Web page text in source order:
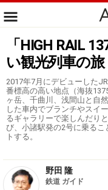
「HIGH RAIL
い観光列車の旅
2017年7月にデビューした
番標高の高い地点（海抜
ヶ岳、千曲川、浅間山と自
した車内でブランチやスイ
るギャラリーで楽しんだり
び、小諸駅発の2号に乗る
トする。
野田 隆
鉄道 ガイド